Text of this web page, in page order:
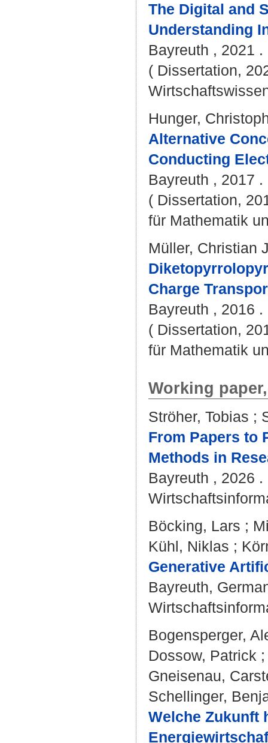
The Digital and
Understanding
Bayreuth , 2021
( Dissertation,
Hunger,
Alternative
Conducting
Bayreuth , 2017 .
( Dissertation,
für Mathematik
Müller, Christian
Charge
Bayreuth , 2016 .
( Dissertation,
für Mathematik
Working
Ströher, Tobias ;
From Papers to
Methods in
Bayreuth , 2026
Böcking, Lars ;
Kühl, Niklas ;
Generative
Bayreuth,
Bogensperger,
Dossow, Patrick
Gneisenau,
Schellinger,
Welche Zukunft